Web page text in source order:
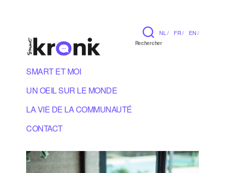
NL / FR / EN /
Rechercher
SMART ET MOI
UN OEIL SUR LE MONDE
LA VIE DE LA COMMUNAUTÉ
CONTACT